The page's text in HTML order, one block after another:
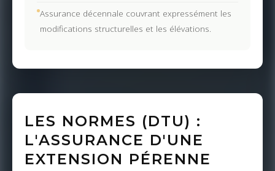
Assurance décennale couvrant expressément les
modifications structurelles et les élévations.
LES NORMES (DTU) :
L'ASSURANCE D'UNE
EXTENSION PÉRENNE